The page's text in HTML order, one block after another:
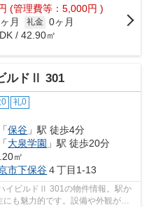
(管理費等：5,000円 )
月 礼金 0ヶ月
/ 42.90㎡
ルドⅡ 301
0 礼0
「保谷 」駅 徒歩4分
「大泉学園 」駅 徒歩20分
㎡
市下保谷４丁目1-13
イビルドⅡ 301の物件情報。駅か
も魅力的です。設備や外観が充